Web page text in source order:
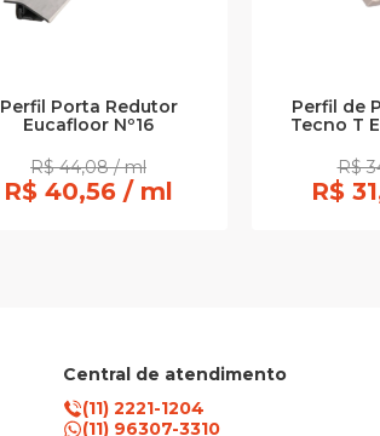
Perfil Porta Redutor
Eucafloor Nº16
R$ 44,08 / ml
R$ 40,56 / ml
Perfil de
Tecno T
R$
R$
Central de atendimento
(11) 2221-1204
(11) 96307-3310